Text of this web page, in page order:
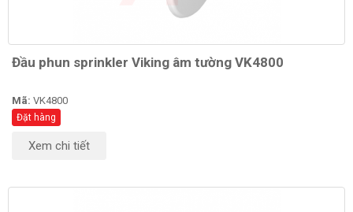
Đầu phun sprinkler Viking âm tường VK4800
Mã: VK4800
Đặt hàng
Xem chi tiết